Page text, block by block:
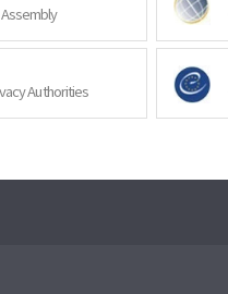
Authorities